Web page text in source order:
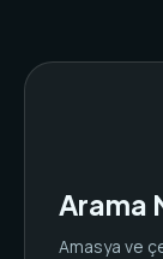
Arama
Amasya ve